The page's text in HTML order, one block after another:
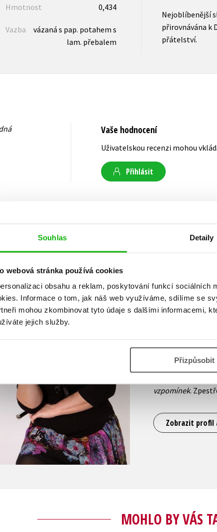
Souhlas Detaily
webová stránka používá cookies
obsahu a reklam, poskytování funkcí
Informace o tom, jak náš web využíváme, sdílíme se
mohou zkombinovat tyto údaje s dalšími informacemi,
jejich služby.
Přizpůsobit
Hmotnost 0,434
Vazba
vázaná s pap. potahem s
lam. přebalem
Nejoblíbenější
přirovnávána k
přátelství.
Vaše hodnocení
Uživatelskou recenzi mohou
Přihlásit
Narodila se v
ekonomickou
absolvovala
plný iluzí(2020),
vzpomínek.
Zobrazit profil
MOHLO BY VÁS